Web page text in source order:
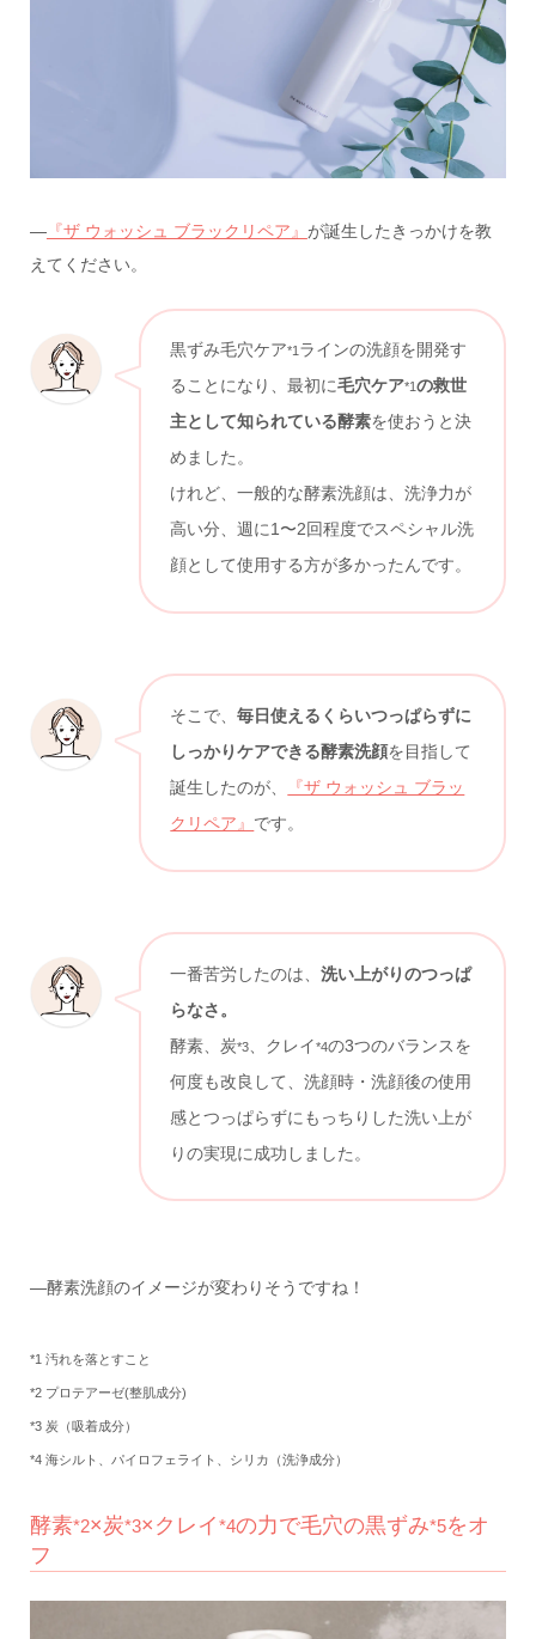
—『ザ ウォッシュ ブラックリペア』 が誕生したきっかけを教
えてください。
黒ずみ毛穴ケア*1ラインの洗顔を開発す
ることになり、最初に毛穴ケア*1の救世
主として知られている酵素を使おうと決
めました。
けれど、一般的な酵素洗顔は、洗浄力が
高い分、週に1〜2回程度でスペシャル洗
顔として使用する方が多かったんです。
そこで、毎日使えるくらいつっぱらずに
しっかりケアできる酵素洗顔を目指して
誕生したのが、
『ザ ウォッシュ ブラッ
クリペア』 です。
一番苦労したのは、洗い上がりのつっぱ
らなさ。
酵素、炭*3 、クレイ*4の3つのバランスを
何度も改良して、洗顔時・洗顔後の使用
感とつっぱらずにもっちりした洗い上が
りの実現に成功しました。
—酵素洗顔のイメージが変わりそうですね！
*1 汚れを落とすこと
*2 プロテアーゼ(整肌成分)
*3 炭（吸着成分）
*4 海シルト、パイロフェライト、シリカ（洗浄成分）
酵素*2×炭*3×クレイ*4の力で毛穴の黒ずみ*5をオ
フ